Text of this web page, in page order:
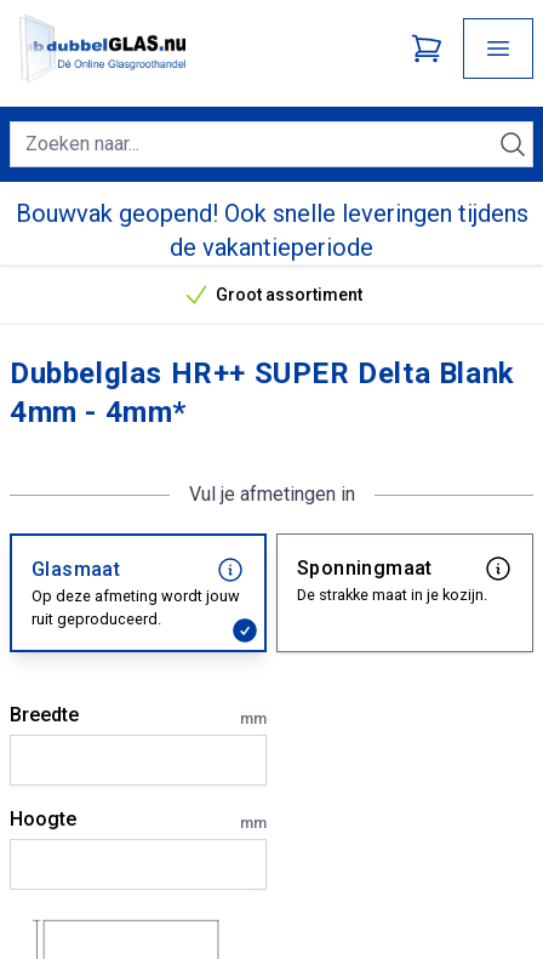
Bouwvak geopend! Ook snelle leveringen tijdens
de vakantieperiode
Onze unieke verkoopargumenten
Groot assortiment
Dubbelglas HR++ SUPER Delta Blank
4mm - 4mm*
Vul je afmetingen in
Glasmaat
Op deze afmeting wordt jouw
ruit geproduceerd.
Sponningmaat
De strakke maat in je kozijn.
Breedte mm
Hoogte mm